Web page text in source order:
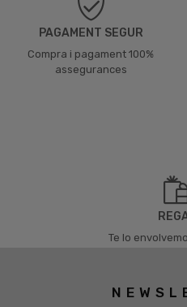
PAGAMENT SEGUR
Compra i pagament 100%
assegurances
Te lo